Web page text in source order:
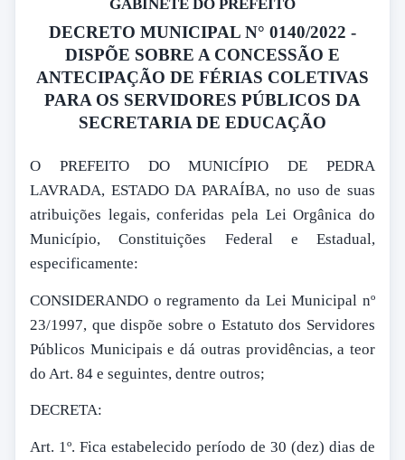
GABINETE DO PREFEITO
DECRETO MUNICIPAL N° 0140/2022 -
DISPÕE SOBRE A CONCESSÃO E
ANTECIPAÇÃO DE FÉRIAS COLETIVAS
PARA OS SERVIDORES PÚBLICOS DA
SECRETARIA DE EDUCAÇÃO
O PREFEITO DO MUNICÍPIO DE PEDRA
LAVRADA, ESTADO DA PARAÍBA, no uso de suas
atribuições legais, conferidas pela Lei Orgânica do
Município, Constituições Federal e Estadual,
especificamente:
CONSIDERANDO o regramento da Lei Municipal nº
23/1997, que dispõe sobre o Estatuto dos Servidores
Públicos Municipais e dá outras providências, a teor
do Art. 84 e seguintes, dentre outros;
DECRETA:
Art. 1º. Fica estabelecido período de 30 (dez) dias de